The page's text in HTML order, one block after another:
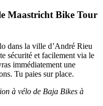
Maastricht Bike Tour
dans la ville d’André Rieu
sécurité et facilement via le
immédiatement une
Tu paies sur place.
à vélo de Baja Bikes à